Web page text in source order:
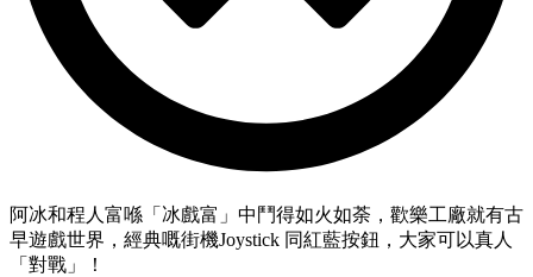
阿冰和程人富喺「冰戲富」中鬥得如火如荼，歡樂工廠就有古
早遊戲世界，經典嘅街機Joystick 同紅藍按鈕，大家可以真人
「對戰」！